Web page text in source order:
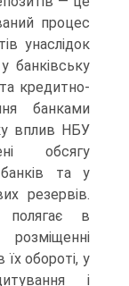
процес
унаслідок
банківську
кредитно-
банками
вплив НБУ
обсягу
банків та у
резервів.
полягає в
їх обороті, у
і